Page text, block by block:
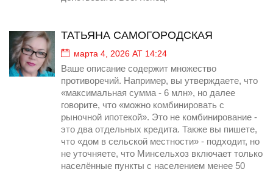
ТАТЬЯНА САМОГОРОДСКАЯ
марта 4, 2026 AT 14:24
Ваше описание содержит множество
противоречий. Например, вы утверждаете, что
«максимальная сумма - 6 млн», но далее
говорите, что «можно комбинировать с
рыночной ипотекой». Это не комбинирование -
это два отдельных кредита. Также вы пишете,
что «дом в сельской местности» - подходит, но
не уточняете, что Минсельхоз включает только
населённые пункты с населением менее 50